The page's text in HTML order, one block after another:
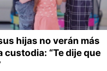
hijas no verán más
“Te dije que